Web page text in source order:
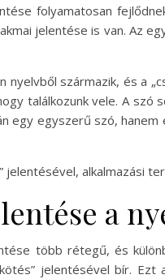
folyamatosan
jelentése is van. Az
nyelvből származik, és a
találkozunk vele. A szó
egy egyszerű szó,
jelentésével, alkalmazási
a
több rétegű, és
jelentésével bír.